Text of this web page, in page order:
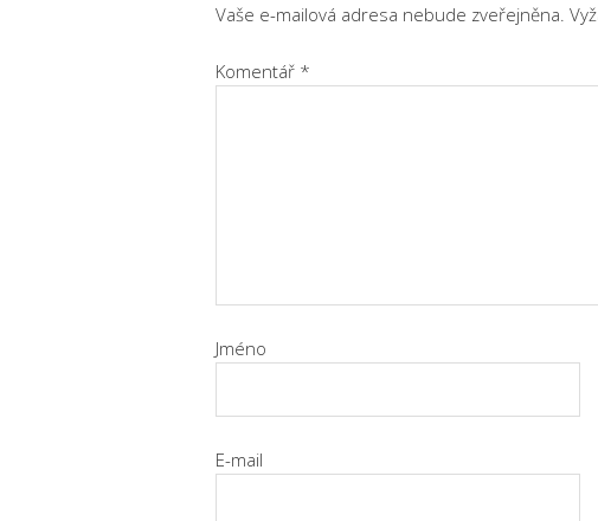
Vaše e-mailová adresa nebude zveřejněna.
Komentář *
Jméno
E-mail